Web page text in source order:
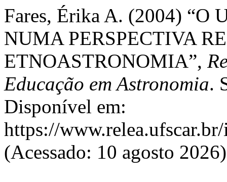
Fares, Érika A. (2004) “O
NUMA PERSPECTIVA
ETNOASTRONOMIA”,
Educação em Astronomia.
Disponível em:
https://
(Acessado: 10 agosto